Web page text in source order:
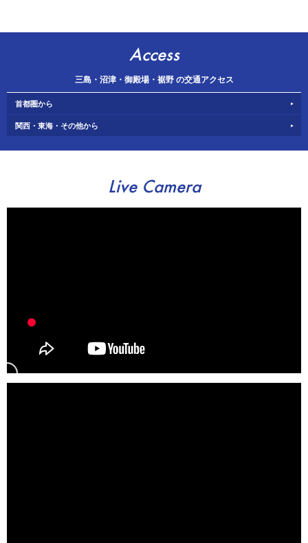
Access
三島・沼津・御殿場・裾野 の交通アクセス
首都圏から
関西・東海・その他から
Live Camera